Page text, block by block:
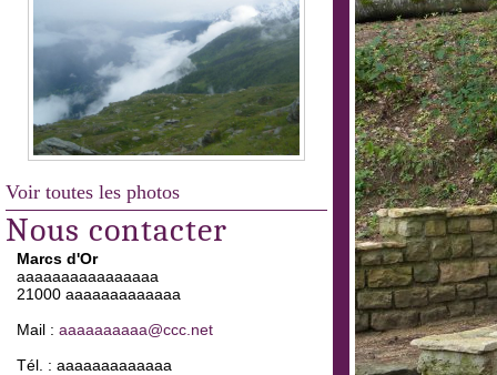
Voir toutes les photos
Nous contacter
Marcs d'Or
aaaaaaaaaaaaaaaa
21000 aaaaaaaaaaaaa
Mail : aaaaaaaaaa@ccc.net
Tél. : aaaaaaaaaaaaa